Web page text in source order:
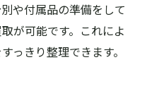
が安心につながる要
や付属品の準備をして
が可能です。これによ
っきり整理できます。